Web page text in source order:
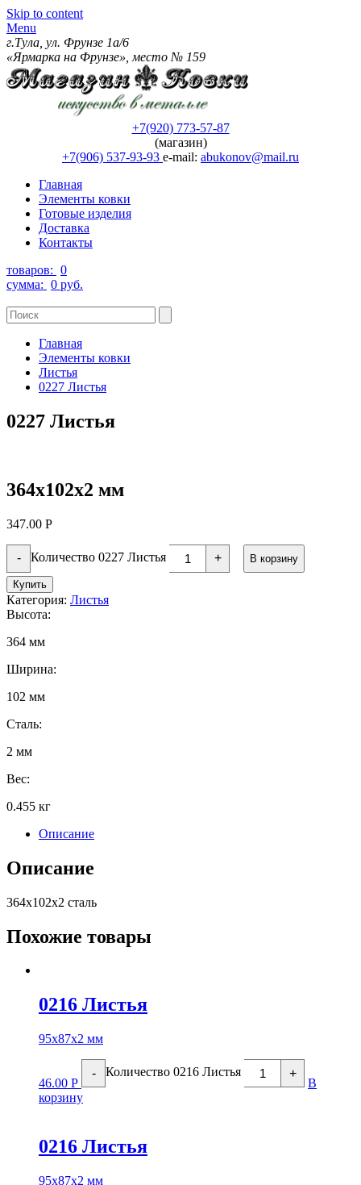
Skip to content
Menu
г.Тула, ул. Фрунзе 1а/6
«Ярмарка на Фрунзе», место № 159
+7(920) 773-57-87
(магазин)
+7(906) 537-93-93 e-mail: abukonov@mail.ru
Главная
Элементы ковки
Готовые изделия
Доставка
Контакты
товаров: 0
сумма: 0 руб.
Главная
Элементы ковки
Листья
0227 Листья
0227 Листья
364х102х2 мм
347.00 Р
- Количество 0227 Листья + В корзину
Купить
Категория: Листья
Высота:
364 мм
Ширина:
102 мм
Сталь:
2 мм
Вес:
0.455 кг
Описание
Описание
364х102х2 сталь
Похожие товары
0216 Листья
95х87х2 мм
46.00 Р
- Количество 0216 Листья +
В
корзину
0216 Листья
95х87х2 мм